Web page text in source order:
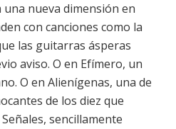
nueva dimensión en
con canciones como la
las guitarras ásperas
aviso. O en Efímero, un
O en Alienígenas, una de
de los diez que
sencillamente